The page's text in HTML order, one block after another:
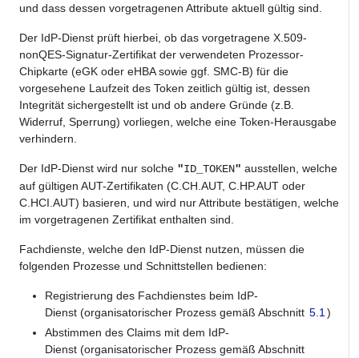
und dass dessen vorgetragenen Attribute aktuell gültig sind.
Der IdP-Dienst prüft hierbei, ob das vorgetragene X.509-
nonQES-Signatur-Zertifikat der verwendeten Prozessor-
Chipkarte (eGK oder eHBA sowie ggf. SMC-B) für die
vorgesehene Laufzeit des Token zeitlich gültig ist, dessen
Integrität sichergestellt ist und ob andere Gründe (z.B.
Widerruf, Sperrung) vorliegen, welche eine Token-Herausgabe
verhindern.
Der IdP-Dienst wird nur solche "ID_TOKEN" ausstellen, welche
auf gültigen AUT-Zertifikaten (C.CH.AUT, C.HP.AUT oder
C.HCI.AUT) basieren, und wird nur Attribute bestätigen, welche
im vorgetragenen Zertifikat enthalten sind.
Fachdienste, welche den IdP-Dienst nutzen, müssen die
folgenden Prozesse und Schnittstellen bedienen:
Registrierung des Fachdienstes beim IdP-
Dienst (organisatorischer Prozess gemäß Abschnitt 5.1 )
Abstimmen des Claims mit dem IdP-
Dienst (organisatorischer Prozess gemäß Abschnitt